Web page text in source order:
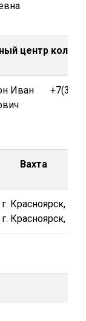
центр
Иван
Вахта
Красноярск,
Красноярск, 1-